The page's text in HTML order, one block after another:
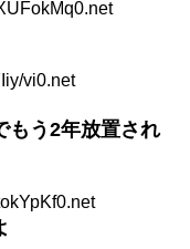
vi0.net
もう2年放置され